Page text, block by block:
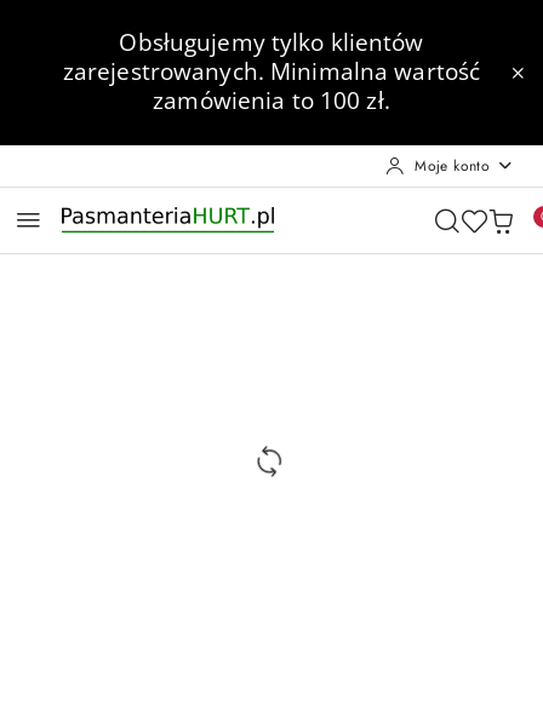
Przejdź do treści głównej
Przejdź do wyszukiwarki
Przejdź do moje konto
Przejdź do menu głównego
Przejdź do opisu produktu
Przejdź do stopki
Obsługujemy tylko klientów
zarejestrowanych. Minimalna wartość
zamówienia to 100 zł.
Moje konto